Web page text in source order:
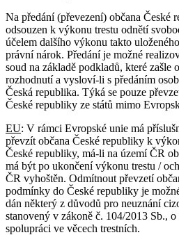
Na předání (převezení) občana České
odsouzen k výkonu trestu odnětí
účelem dalšího výkonu takto
právní nárok. Předání je možné
soud na základě podkladů, které zašle
rozhodnutí a vysloví-li s předáním
Česká republika. Týká se pouze
České republiky ze států mimo
EU: V rámci Evropské unie má
převzít občana České republiky k
České republiky, má-li na území ČR
má být po ukončení výkonu trestu /
ČR vyhoštěn. Odmítnout převzetí
podmínky do České republiky je
dán některý z důvodů pro neuznání
stanovený v zákoně č. 104/2013 Sb.,
spolupráci ve věcech trestních.